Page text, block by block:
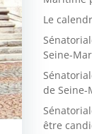
Le
Seine-
de
être